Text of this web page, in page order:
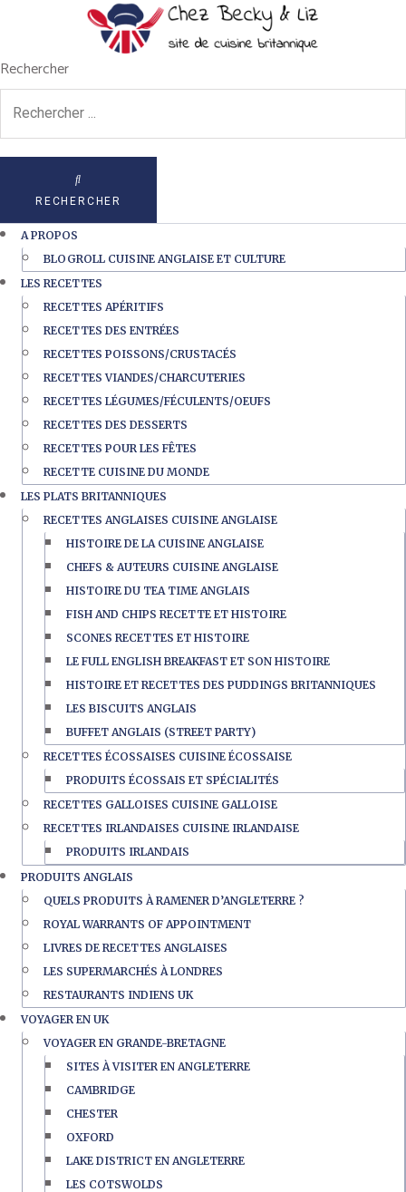
Rechercher
RECHERCHER
A PROPOS
BLOGROLL CUISINE ANGLAISE ET CULTURE
LES RECETTES
RECETTES APÉRITIFS
RECETTES DES ENTRÉES
RECETTES POISSONS/CRUSTACÉS
RECETTES VIANDES/CHARCUTERIES
RECETTES LÉGUMES/FÉCULENTS/OEUFS
RECETTES DES DESSERTS
RECETTES POUR LES FÊTES
RECETTE CUISINE DU MONDE
LES PLATS BRITANNIQUES
RECETTES ANGLAISES CUISINE ANGLAISE
HISTOIRE DE LA CUISINE ANGLAISE
CHEFS & AUTEURS CUISINE ANGLAISE
HISTOIRE DU TEA TIME ANGLAIS
FISH AND CHIPS RECETTE ET HISTOIRE
SCONES RECETTES ET HISTOIRE
LE FULL ENGLISH BREAKFAST ET SON HISTOIRE
HISTOIRE ET RECETTES DES PUDDINGS BRITANNIQUES
LES BISCUITS ANGLAIS
BUFFET ANGLAIS (STREET PARTY)
RECETTES ÉCOSSAISES CUISINE ÉCOSSAISE
PRODUITS ÉCOSSAIS ET SPÉCIALITÉS
RECETTES GALLOISES CUISINE GALLOISE
RECETTES IRLANDAISES CUISINE IRLANDAISE
PRODUITS IRLANDAIS
PRODUITS ANGLAIS
QUELS PRODUITS À RAMENER D’ANGLETERRE ?
ROYAL WARRANTS OF APPOINTMENT
LIVRES DE RECETTES ANGLAISES
LES SUPERMARCHÉS À LONDRES
RESTAURANTS INDIENS UK
VOYAGER EN UK
VOYAGER EN GRANDE-BRETAGNE
SITES À VISITER EN ANGLETERRE
CAMBRIDGE
CHESTER
OXFORD
LAKE DISTRICT EN ANGLETERRE
LES COTSWOLDS